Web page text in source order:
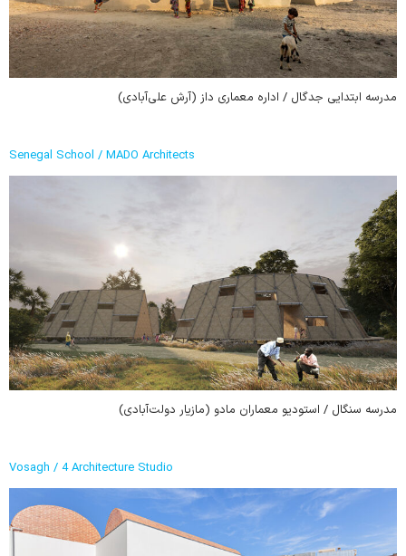
مدرسه ابتدایی جدگال / اداره معماری داز (آرش علی‌آبادی)
Senegal School / MADO Architects
مدرسه سنگال / استودیو معماران مادو (مازیار دولت‌آبادی)
Vosagh / 4 Architecture Studio